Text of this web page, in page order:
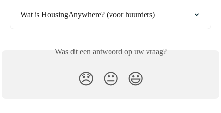
Wat is HousingAnywhere? (voor huurders)
Was dit een antwoord op uw vraag?
😞 😐 😃